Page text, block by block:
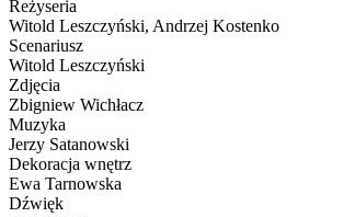
Reżyseria
Witold Leszczyński, Andrzej Kostenko
Scenariusz
Witold Leszczyński
Zdjęcia
Zbigniew Wichłacz
Muzyka
Jerzy Satanowski
Dekoracja wnętrz
Ewa Tarnowska
Dźwięk